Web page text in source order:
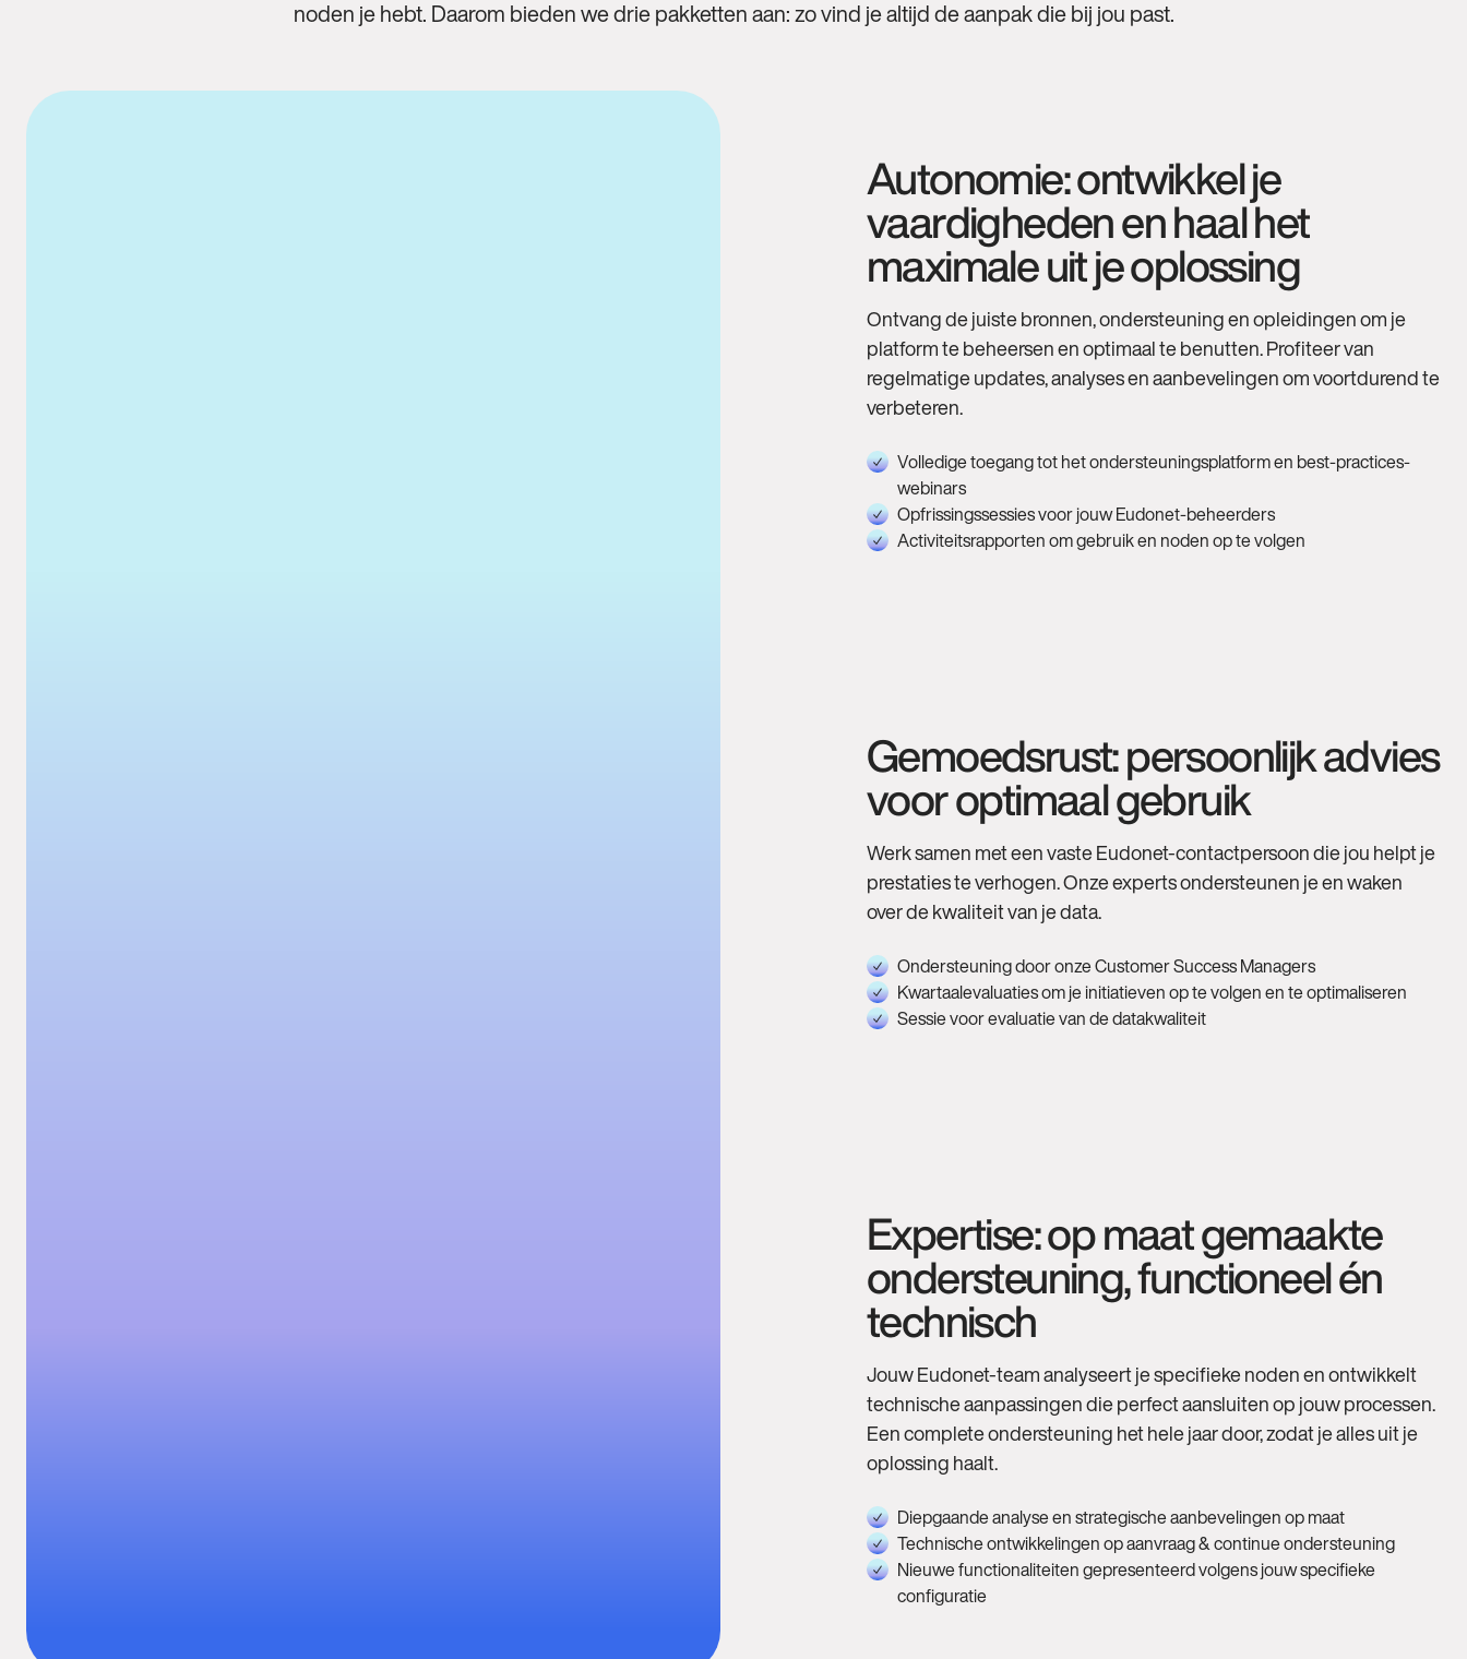
noden je hebt. Daarom bieden we drie pakketten aan: zo vind je altijd de aanpak die bij jou past.
Autonomie: ontwikkel je
vaardigheden en haal het
maximale uit je oplossing
Ontvang de juiste bronnen, ondersteuning en opleidingen om je
platform te beheersen en optimaal te benutten. Profiteer van
regelmatige updates, analyses en aanbevelingen om voortdurend te
verbeteren.
Volledige toegang tot het ondersteuningsplatform en best-practices-
webinars
Opfrissingssessies voor jouw Eudonet-beheerders
Activiteitsrapporten om gebruik en noden op te volgen
Gemoedsrust: persoonlijk advies
voor optimaal gebruik
Werk samen met een vaste Eudonet-contactpersoon die jou helpt je
prestaties te verhogen. Onze experts ondersteunen je en waken
over de kwaliteit van je data.
Ondersteuning door onze Customer Success Managers
Kwartaalevaluaties om je initiatieven op te volgen en te optimaliseren
Sessie voor evaluatie van de datakwaliteit
Expertise: op maat gemaakte
ondersteuning, functioneel én
technisch
Jouw Eudonet-team analyseert je specifieke noden en ontwikkelt
technische aanpassingen die perfect aansluiten op jouw processen.
Een complete ondersteuning het hele jaar door, zodat je alles uit je
oplossing haalt.
Diepgaande analyse en strategische aanbevelingen op maat
Technische ontwikkelingen op aanvraag & continue ondersteuning
Nieuwe functionaliteiten gepresenteerd volgens jouw specifieke
configuratie